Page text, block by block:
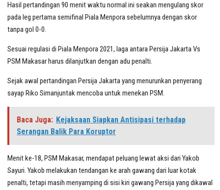
Hasil pertandingan 90 menit waktu normal ini seakan mengulang skor
pada leg pertama semifinal Piala Menpora sebelumnya dengan skor
tanpa gol 0-0.
Sesuai regulasi di Piala Menpora 2021, laga antara Persija Jakarta Vs
PSM Makasar harus dilanjutkan dengan adu penalti.
Sejak awal pertandingan Persija Jakarta yang menurunkan penyerang
sayap Riko Simanjuntak mencoba untuk menekan PSM.
Baca Juga: Kejaksaan Siapkan Antisipasi terhadap
Serangan Balik Para Koruptor
Menit ke-18, PSM Makasar, mendapat peluang lewat aksi dari Yakob
Sayuri. Yakob melakukan tendangan ke arah gawang dari luar kotak
penalti, tetapi masih menyamping di sisi kiri gawang Persija yang dikawal